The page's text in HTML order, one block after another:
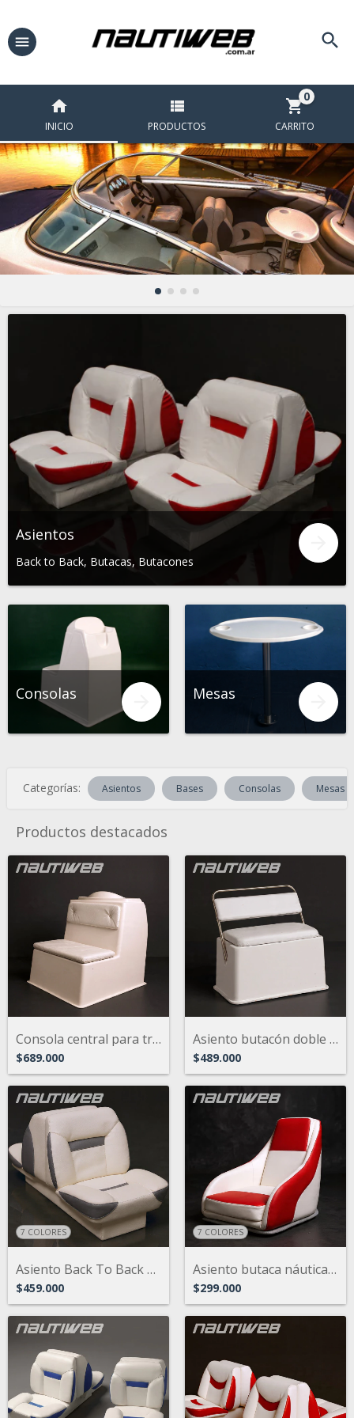
INICIO PRODUCTOS CARRITO
0
Asientos
Back to Back, Butacas, Butacones
Consolas Mesas
Categorías: Asientos Bases Consolas Mesas
Productos destacados
Consola central para trakker, semi rígid...
$689.000
Asiento butacón doble con respaldo tapiz...
$489.000
7 COLORES
Asiento Back To Back Náutico Modelo Amer...
$459.000
7 COLORES
Asiento butaca náutica deportiva para la...
$299.000